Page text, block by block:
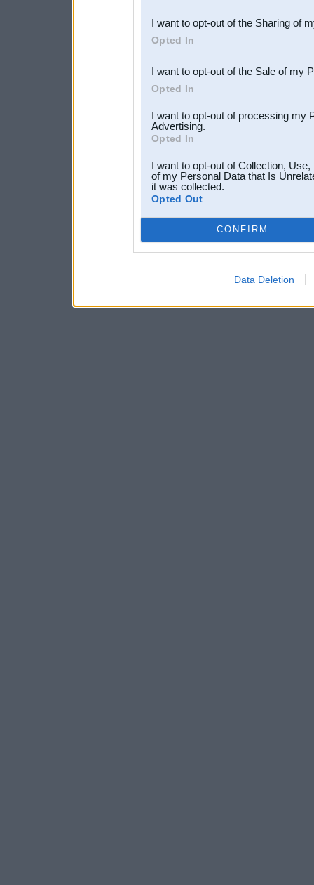
Downstream Participants
third parties.
I want to opt-out of the Sharing of
Opted In
I want to opt-out of the Sale of my
Opted In
I want to opt-out of processing my
Advertising.
Opted In
I want to opt-out of Collection,
of my Personal Data that Is
it was collected.
Opted Out
CONFIRM
Data Deletion